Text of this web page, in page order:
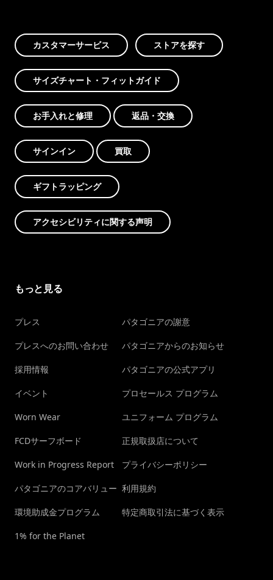
カスタマーサービス ストアを探す
サイズチャート・フィットガイド
お手入れと修理 返品・交換
サインイン 買取
ギフトラッピング
アクセシビリティに関する声明
もっと見る
プレス
プレスへのお問い合わせ
採用情報
イベント
Worn Wear
FCDサーフボード
Work in Progress Report
パタゴニアのコアバリュー
環境助成金プログラム
1% for the Planet
パタゴニアの謝意
パタゴニアからのお知らせ
パタゴニアの公式アプリ
プロセールス プログラム
ユニフォーム プログラム
正規取扱店について
プライバシーポリシー
利用規約
特定商取引法に基づく表示